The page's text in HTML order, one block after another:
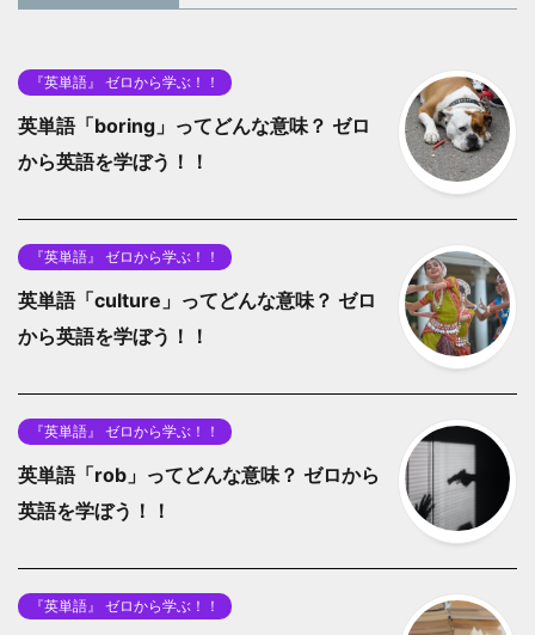
『英単語』 ゼロから学ぶ！！
英単語「boring」ってどんな意味？ ゼロ
から英語を学ぼう！！
『英単語』 ゼロから学ぶ！！
英単語「culture」ってどんな意味？ ゼロ
から英語を学ぼう！！
『英単語』 ゼロから学ぶ！！
英単語「rob」ってどんな意味？ ゼロから
英語を学ぼう！！
『英単語』 ゼロから学ぶ！！